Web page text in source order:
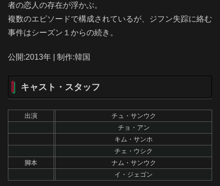
者の恋人の存在が浮かぶ。
複数のエピソードで構成されているが、ジフン失踪に絡む
事件はシーズン１からの続き。
公開:2013年 | 制作:韓国
キャスト・スタッフ
出演
チュ・サンウク
チョ・アン
キム・サンホ
チェ・ウシク
脚本
ナム・サンウク
イ・ジェゴン